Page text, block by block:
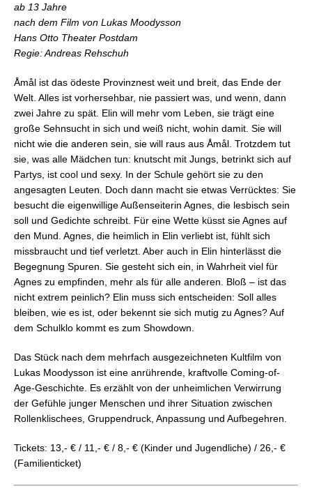
ab 13 Jahre
nach dem Film von Lukas Moodysson
Hans Otto Theater Postdam
Regie: Andreas Rehschuh
Åmål ist das ödeste Provinznest weit und breit, das Ende der
Welt. Alles ist vorhersehbar, nie passiert was, und wenn, dann
zwei Jahre zu spät. Elin will mehr vom Leben, sie trägt eine
große Sehnsucht in sich und weiß nicht, wohin damit. Sie will
nicht wie die anderen sein, sie will raus aus Åmål. Trotzdem tut
sie, was alle Mädchen tun: knutscht mit Jungs, betrinkt sich auf
Partys, ist cool und sexy. In der Schule gehört sie zu den
angesagten Leuten. Doch dann macht sie etwas Verrücktes: Sie
besucht die eigenwillige Außenseiterin Agnes, die lesbisch sein
soll und Gedichte schreibt. Für eine Wette küsst sie Agnes auf
den Mund. Agnes, die heimlich in Elin verliebt ist, fühlt sich
missbraucht und tief verletzt. Aber auch in Elin hinterlässt die
Begegnung Spuren. Sie gesteht sich ein, in Wahrheit viel für
Agnes zu empfinden, mehr als für alle anderen. Bloß – ist das
nicht extrem peinlich? Elin muss sich entscheiden: Soll alles
bleiben, wie es ist, oder bekennt sie sich mutig zu Agnes? Auf
dem Schulklo kommt es zum Showdown.
Das Stück nach dem mehrfach ausgezeichneten Kultfilm von
Lukas Moodysson ist eine anrührende, kraftvolle Coming-of-
Age-Geschichte. Es erzählt von der unheimlichen Verwirrung
der Gefühle junger Menschen und ihrer Situation zwischen
Rollenklischees, Gruppendruck, Anpassung und Aufbegehren.
Tickets: 13,- € / 11,- € / 8,- € (Kinder und Jugendliche) / 26,- €
(Familienticket)